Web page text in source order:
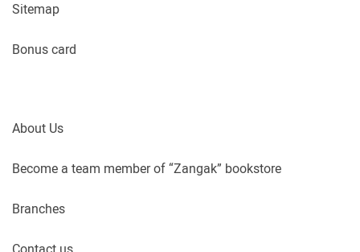
Sitemap
Bonus card
About Us
Become a team member of “Zangak” bookstore
Branches
Contact us